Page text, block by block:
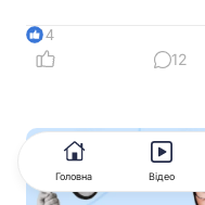
податкового
днів після
14
12
Головна Відео